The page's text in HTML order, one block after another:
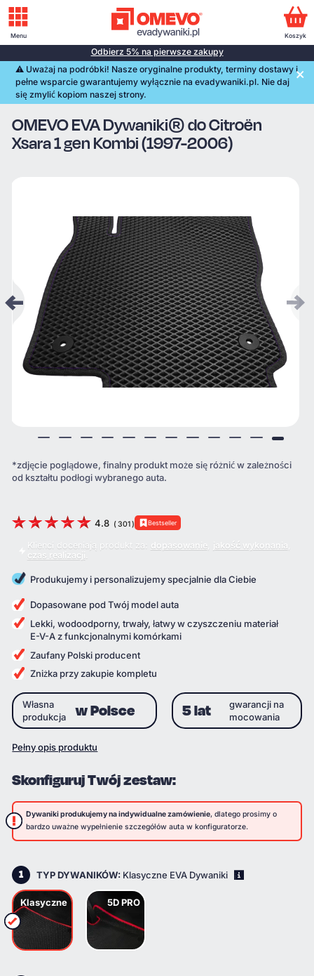
Odbierz 5% na pierwsze zakupy
⚠️️ Uważaj na podróbki! Nasze oryginalne produkty, terminy dostawy i
pełne wsparcie gwarantujemy wyłącznie na evadywaniki.pl. Nie daj
się zmylić kopiom naszej strony.
OMEVO EVA Dywaniki® do Citroën
Xsara 1 gen Kombi (1997-2006)
*zdjęcie poglądowe, finalny produkt może się różnić w zależności
od kształtu podłogi wybranego auta.
4.8 (301) Bestseller
Klienci doceniają produkt za: dopasowanie, jakość wykonania
czas realizacji
Produkujemy i personalizujemy specjalnie dla Ciebie
Dopasowane pod Twój model auta
Lekki, wodoodporny, trwały, łatwy w czyszczeniu materiał
E-V-A z funkcjonalnymi komórkami
Zaufany Polski producent
Zniżka przy zakupie kompletu
Skonfiguruj Twój zestaw:
Dywaniki produkujemy na indywidualne zamówienie, dlatego prosimy o
bardzo uważne wypełnienie szczegółów auta w konfiguratorze.
1 TYP DYWANIKÓW: Klasyczne EVA Dywaniki
Klasyczne 5D PRO
Własna
produkcja
w Polsce 5 lat
gwarancji na
mocowania
Pełny opis produktu
Menu Koszyk